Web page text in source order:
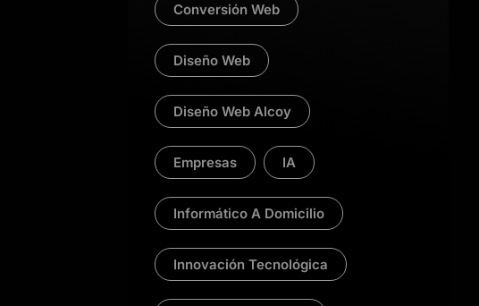
Conversión Web
Diseño Web
Diseño Web Alcoy
Empresas IA
Informático A Domicilio
Innovación Tecnológica